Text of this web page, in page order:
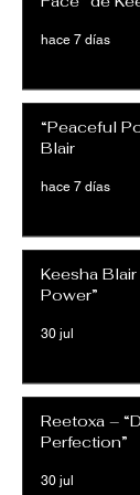
hace 7 días
“Peaceful
Blair
hace 7 días
Keesha
Power”
30 jul
Reetoxa –
Perfection”
30 jul